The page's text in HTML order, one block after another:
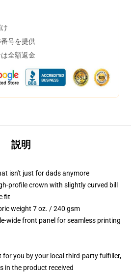
号を提供
全額返金
説明
isn't just for dads anymore
profile crown with slightly curved bill
fit
weight 7 oz. / 240 gsm
wide front panel for seamless printing
for you by your local third-party fulfiller,
in the product received